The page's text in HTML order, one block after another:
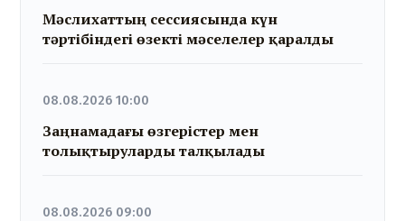
Мәслихаттың сессиясында күн
тәртібіндегі өзекті мәселелер қаралды
08.08.2026 10:00
Заңнамадағы өзгерістер мен
толықтыруларды талқылады
08.08.2026 09:00